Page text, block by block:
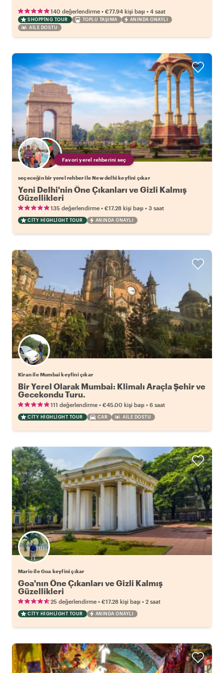
140 değerlendirme • €77.94 kişi başı • 4 saat
SHOPPING TOUR TOPLU TAŞIMA
ANINDA ONAYLI
AILE DOSTU
Favori yerel rehberini seç
seçeceğin bir yerel rehber ile New delhi keyfini çıkar
Yeni Delhi'nin Öne Çıkanları ve Gizli Kalmış
Güzellikleri
135 değerlendirme • €17.28 kişi başı • 3 saat
CITY HIGHLIGHT TOUR ANINDA ONAYLI
Kiran ile Mumbai keyfini çıkar
Bir Yerel Olarak Mumbai: Klimalı Araçla Şehir ve
Gecekondu Turu.
111 değerlendirme • €45.00 kişi başı • 6 saat
CITY HIGHLIGHT TOUR CAR AILE DOSTU
Mario ile Goa keyfini çıkar
Goa'nın Öne Çıkanları ve Gizli Kalmış
Güzellikleri
25 değerlendirme • €17.28 kişi başı • 2 saat
CITY HIGHLIGHT TOUR ANINDA ONAYLI